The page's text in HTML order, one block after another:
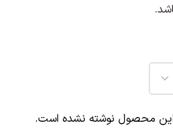
محصول نوشته نشده است.